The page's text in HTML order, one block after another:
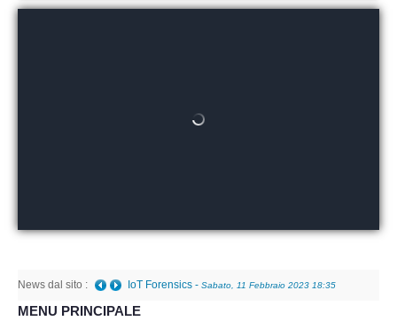
Perizia Smartphone Tablet,Cell.
Perzia su Software/Programmi
News dal sito : IoT Forensics - Sabato, 11 Febbraio 2023 18:35
MENU PRINCIPALE